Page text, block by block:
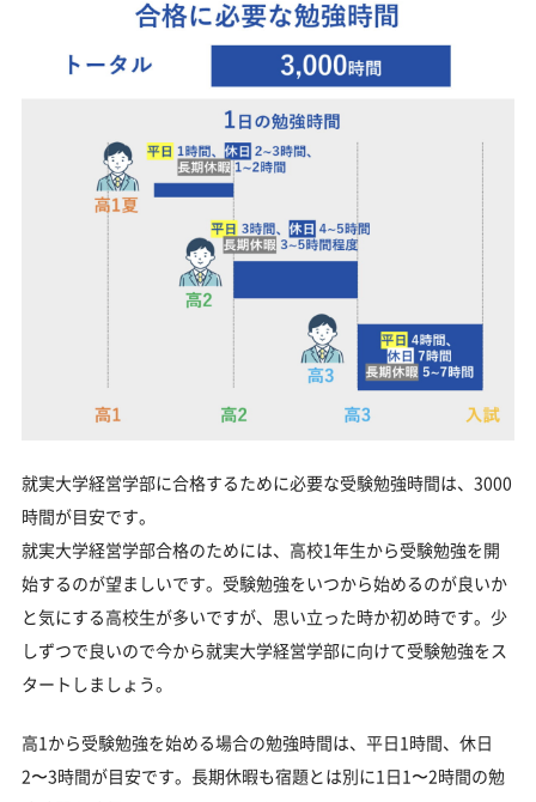
就実大学経営学部に合格するために必要な受験勉強時間は、3000
時間が目安です。
就実大学経営学部合格のためには、高校1年生から受験勉強を開
始するのが望ましいです。受験勉強をいつから始めるのが良いか
と気にする高校生が多いですが、思い立った時か初め時です。少
しずつで良いので今から就実大学経営学部に向けて受験勉強をス
タートしましょう。
高1から受験勉強を始める場合の勉強時間は、平日1時間、休日
2〜3時間が目安です。長期休暇も宿題とは別に1日1〜2時間の勉